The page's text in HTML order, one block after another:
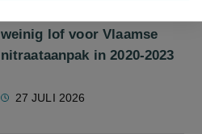
weinig lof voor Vlaamse
nitraataanpak in 2020-2023
27 JULI 2026